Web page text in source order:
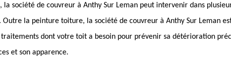
la société de couvreur à Anthy Sur Leman peut intervenir dans
Outre la peinture toiture, la société de couvreur à Anthy Sur Leman
traitements dont votre toit a besoin pour prévenir sa détérioration
et son apparence.